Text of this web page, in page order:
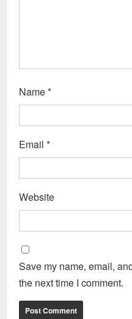
Name*
Email*
Website
Save my name, email,
the next time I comment.